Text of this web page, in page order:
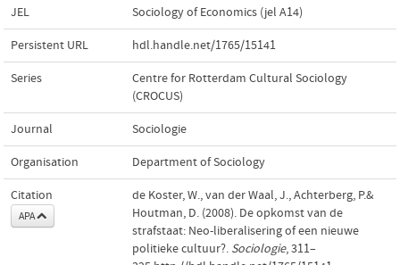
JEL Sociology of Economics (jel A14)
Persistent URL hdl.handle.net/1765/15141
Series
Centre for Rotterdam Cultural Sociology
(CROCUS)
Journal Sociologie
Organisation Department of Sociology
Citation
APA
de Koster, W., van der Waal, J., Achterberg, P.&
Houtman, D. (2008). De opkomst van de
strafstaat: Neo-liberalisering of een nieuwe
politieke cultuur?. Sociologie, 311–